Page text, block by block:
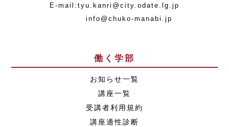
E-mail:tyu.kanri@city.odate.lg.jp
info@chuko-manabi.jp
働く学部
お知らせ一覧
講座一覧
受講者利用規約
講座適性診断